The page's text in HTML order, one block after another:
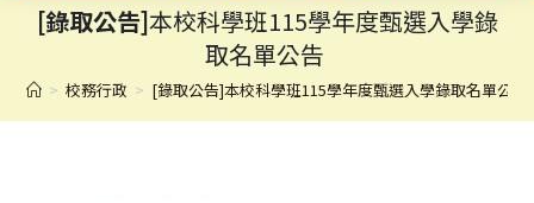
[錄取公告]本校科學班115學年度甄選入學錄
取名單公告
> 校務行政 > [錄取公告]本校科學班115學年度甄選入學錄取名單公告